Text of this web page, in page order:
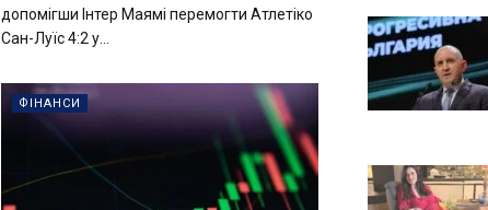
допомігши Інтер Маямі перемогти Атлетіко
Сан-Луїс 4:2 у...
ФІНАНСИ